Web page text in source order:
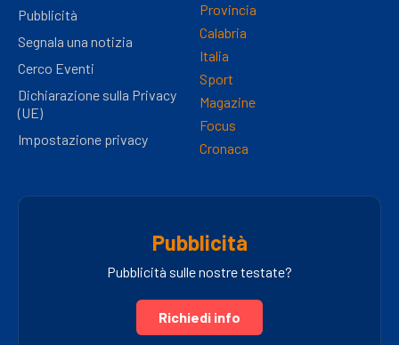
Pubblicità
Segnala una notizia
Cerco Eventi
Dichiarazione sulla Privacy
(UE)
Impostazione privacy
Provincia
Calabria
Italia
Sport
Magazine
Focus
Cronaca
Pubblicità
Pubblicità sulle nostre testate?
Richiedi info